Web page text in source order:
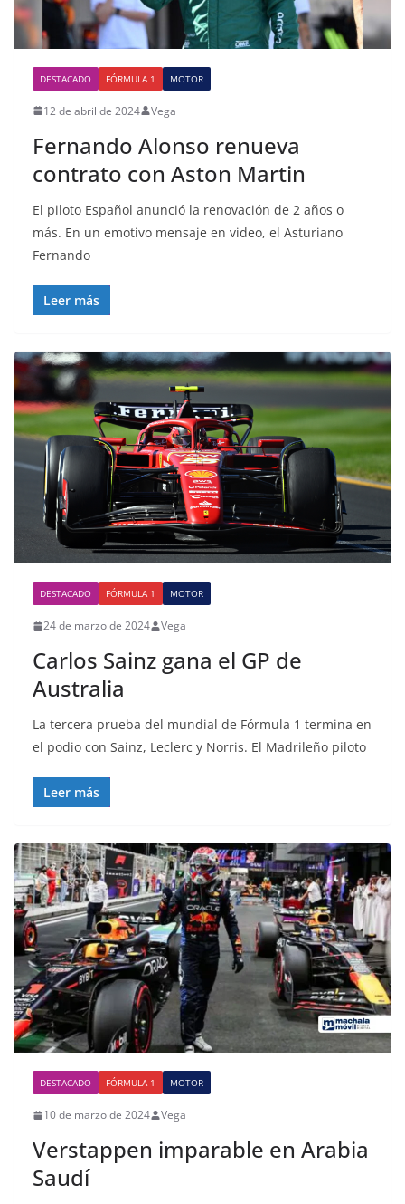
DESTACADO FÓRMULA 1 MOTOR
12 de abril de 2024 Vega
Fernando Alonso renueva
contrato con Aston Martin
El piloto Español anunció la renovación de 2 años o
más. En un emotivo mensaje en video, el Asturiano
Fernando
Leer más
DESTACADO FÓRMULA 1 MOTOR
24 de marzo de 2024 Vega
Carlos Sainz gana el GP de
Australia
La tercera prueba del mundial de Fórmula 1 termina en
el podio con Sainz, Leclerc y Norris. El Madrileño piloto
Leer más
DESTACADO FÓRMULA 1 MOTOR
10 de marzo de 2024 Vega
Verstappen imparable en Arabia
Saudí